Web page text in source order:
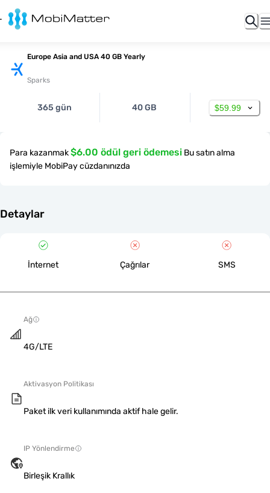
Europe Asia and USA 40 GB Yearly
Sparks
365 gün 40 GB $59.99
Para kazanmak$6.00 ödül geri ödemesi Bu satın alma
işlemiyle MobiPay cüzdanınızda
Detaylar
İnternet Çağrılar SMS
Ağ
4G/LTE
Aktivasyon Politikası
Paket ilk veri kullanımında aktif hale gelir.
IP Yönlendirme
Birleşik Krallık